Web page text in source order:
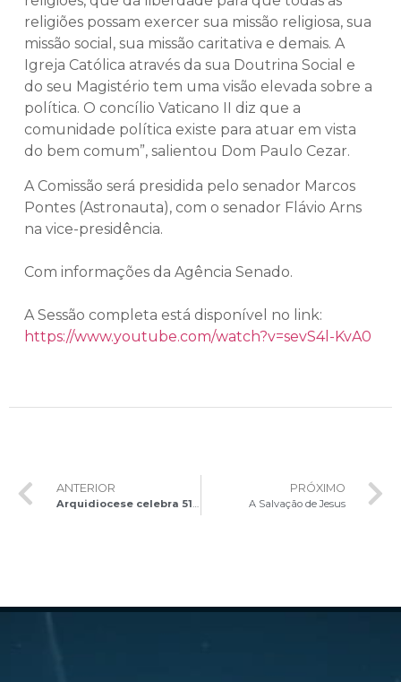
religiões possam exercer sua missão religiosa, sua
missão social, sua missão caritativa e demais. A
Igreja Católica através da sua Doutrina Social e
do seu Magistério tem uma visão elevada sobre a
política. O concílio Vaticano II diz que a
comunidade política existe para atuar em vista
do bem comum”, salientou Dom Paulo Cezar.
A Comissão será presidida pelo senador Marcos
Pontes (Astronauta), com o senador Flávio Arns
na vice-presidência.
Com informações da Agência Senado.
A Sessão completa está disponível no link:
https://www.youtube.com/watch?v=sevS4l-KvA0
ANTERIOR
Arquidiocese celebra 51 anos do Círio de Nazaré em Brasília
PRÓXIMO
A Salvação de Jesus